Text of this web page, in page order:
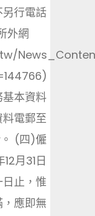
行電話
外網
本資料
電郵至
(四)僱
月31日
止，惟
應即無